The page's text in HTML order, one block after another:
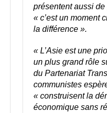
présentent aussi
« c’est un moment
la différence ».
« L’Asie est une
un plus grand rôle
du Partenariat
communistes
« construisent la
économique sans